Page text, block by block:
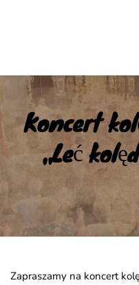
Koncert
„Leć
Zapraszamy na koncert